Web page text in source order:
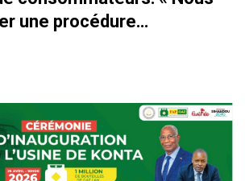
une procédure…